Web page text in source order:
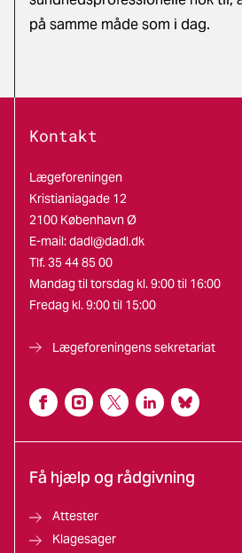
på samme måde som i dag.
Kontakt
Lægeforeningen
Kristianiagade 12
2100 København Ø
E-mail:dadl@dadl.dk
Tlf. 35 44 85 00
Mandag til torsdag kl. 9:00 til 16:00
Fredag kl. 9:00 til 15:00
Lægeforeningens sekretariat
Få hjælp og rådgivning
Attester
Klagesager